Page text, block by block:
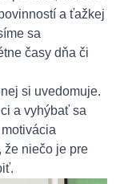
a ťažkej
sa
časy dňa či
si uvedomuje.
a vyhýbať sa
že niečo je pre